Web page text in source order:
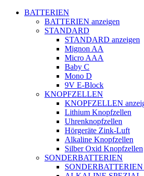
BATTERIEN
BATTERIEN anzeigen
STANDARD
STANDARD anzeigen
Mignon AA
Micro AAA
Baby C
Mono D
9V E-Block
KNOPFZELLEN
KNOPFZELLEN
Lithium Knopfzellen
Uhrenknopfzellen
Hörgeräte Zink-Luft
Alkaline Knopfzellen
Silber Oxid Knopfzellen
SONDERBATTERIEN
SONDERBATTERIEN